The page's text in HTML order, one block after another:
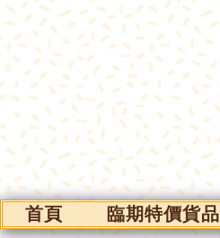
首頁 臨期特價貨品